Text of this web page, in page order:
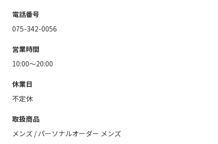
電話番号
075-342-0056
営業時間
10:00～20:00
休業日
不定休
取扱商品
メンズ /パーソナルオーダー メンズ